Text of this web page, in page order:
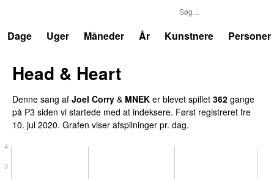
Dage
Uger Måneder År Kunstnere Personer
Head & Heart
Denne sang af Joel Corry & MNEK er blevet spillet 362 gange
på P3 siden vi startede med at indeksere. Først registreret fre
10. jul 2020. Grafen viser afspilninger pr. dag.
3
4